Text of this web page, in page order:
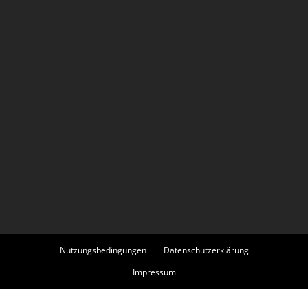
Nutzungsbedingungen
Datenschutzerklärung
Impressum